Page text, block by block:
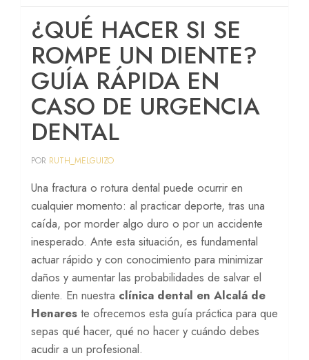
Periodoncia
Prótesis
Peritaje dental
Implantes cigomáticos
Sedación consciente
¿QUÉ HACER SI SE
ROMPE UN DIENTE?
GUÍA RÁPIDA EN
CASO DE URGENCIA
DENTAL
POR RUTH_MELGUIZO
Una fractura o rotura dental puede ocurrir en
cualquier momento: al practicar deporte, tras una
caída, por morder algo duro o por un accidente
inesperado. Ante esta situación, es fundamental
actuar rápido y con conocimiento para minimizar
daños y aumentar las probabilidades de salvar el
diente. En nuestra clínica dental en Alcalá de
Henares te ofrecemos esta guía práctica para que
sepas qué hacer, qué no hacer y cuándo debes
acudir a un profesional.